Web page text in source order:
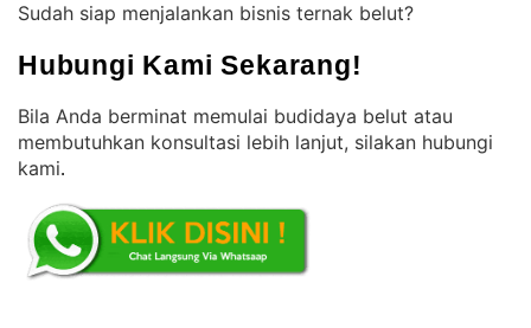
Sudah siap menjalankan bisnis ternak belut?
Hubungi Kami Sekarang!
Bila Anda berminat memulai budidaya belut atau
membutuhkan konsultasi lebih lanjut, silakan hubungi
kami.